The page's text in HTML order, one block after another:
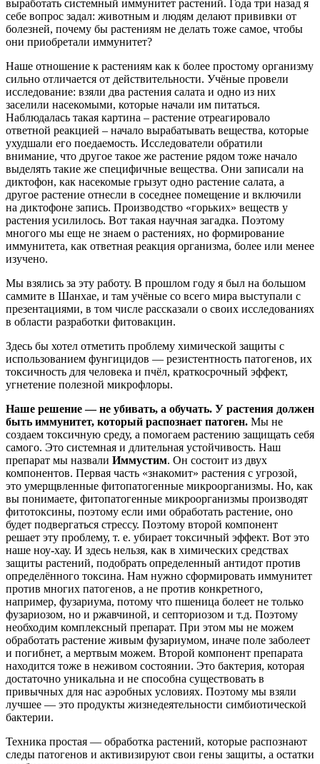
выработать системный иммунитет растений. Года три назад я
себе вопрос задал: животным и людям делают прививки от
болезней, почему бы растениям не делать тоже самое, чтобы
они приобретали иммунитет?
Наше отношение к растениям как к более простому организму
сильно отличается от действительности. Учёные провели
исследование: взяли два растения салата и одно из них
заселили насекомыми, которые начали им питаться.
Наблюдалась такая картина – растение отреагировало
ответной реакцией – начало вырабатывать вещества, которые
ухудшали его поедаемость. Исследователи обратили
внимание, что другое такое же растение рядом тоже начало
выделять такие же специфичные вещества. Они записали на
диктофон, как насекомые грызут одно растение салата, а
другое растение отнесли в соседнее помещение и включили
на диктофоне запись. Производство «горьких» веществ у
растения усилилось. Вот такая научная загадка. Поэтому
многого мы еще не знаем о растениях, но формирование
иммунитета, как ответная реакция организма, более или менее
изучено.
Мы взялись за эту работу. В прошлом году я был на большом
саммите в Шанхае, и там учёные со всего мира выступали с
презентациями, в том числе рассказали о своих исследованиях
в области разработки фитовакцин.
Здесь бы хотел отметить проблему химической защиты с
использованием фунгицидов — резистентность патогенов, их
токсичность для человека и пчёл, краткосрочный эффект,
угнетение полезной микрофлоры.
Наше решение — не убивать, а обучать. У растения должен
быть иммунитет, который распознает патоген. Мы не
создаем токсичную среду, а помогаем растению защищать себя
самого. Это системная и длительная устойчивость. Наш
препарат мы назвали Иммустим. Он состоит из двух
компонентов. Первая часть «знакомит» растения с угрозой,
это умерщвленные фитопатогенные микроорганизмы. Но, как
вы понимаете, фитопатогенные микроорганизмы производят
фитотоксины, поэтому если ими обработать растение, оно
будет подвергаться стрессу. Поэтому второй компонент
решает эту проблему, т. е. убирает токсичный эффект. Вот это
наше ноу-хау. И здесь нельзя, как в химических средствах
защиты растений, подобрать определенный антидот против
определённого токсина. Нам нужно сформировать иммунитет
против многих патогенов, а не против конкретного,
например, фузариума, потому что пшеница болеет не только
фузариозом, но и ржавчиной, и септориозом и т.д. Поэтому
необходим комплексный препарат. При этом мы не можем
обработать растение живым фузариумом, иначе поле заболеет
и погибнет, а мертвым можем. Второй компонент препарата
находится тоже в неживом состоянии. Это бактерия, которая
достаточно уникальна и не способна существовать в
привычных для нас аэробных условиях. Поэтому мы взяли
лучшее — это продукты жизнедеятельности симбиотической
бактерии.
Техника простая — обработка растений, которые распознают
следы патогенов и активизируют свои гены защиты, а остатки